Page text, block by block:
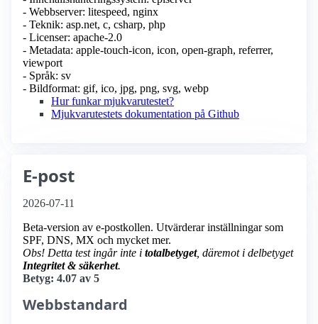
- Webbserver: litespeed, nginx
- Teknik: asp.net, c, csharp, php
- Licenser: apache-2.0
- Metadata: apple-touch-icon, icon, open-graph, referrer,
viewport
- Språk: sv
- Bildformat: gif, ico, jpg, png, svg, webp
Hur funkar mjukvarutestet?
Mjukvarutestets dokumentation på Github
E-post
2026-07-11
Beta-version av e-postkollen. Utvärderar inställningar som
SPF, DNS, MX och mycket mer.
Obs! Detta test ingår inte i totalbetyget, däremot i delbetyget
Integritet & säkerhet.
Betyg: 4.07 av 5
Webbstandard